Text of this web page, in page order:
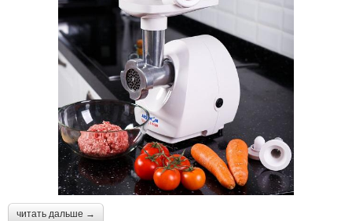
читать дальше →